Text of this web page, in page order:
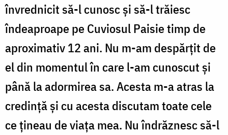
învrednicit să-l cunosc şi să-l trăiesc
îndeaproape pe Cuviosul Paisie timp de
aproximativ 12 ani. Nu m-am despărţit de
el din momentul în care l-am cunoscut şi
până la adormirea sa. Acesta m-a atras la
credinţă şi cu acesta discutam toate cele
ce ţineau de viaţa mea. Nu îndrăznesc să-l